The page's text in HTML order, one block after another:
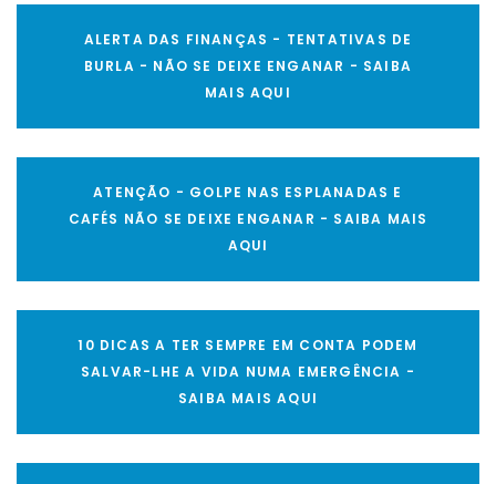
ALERTA DAS FINANÇAS - TENTATIVAS DE
BURLA - NÃO SE DEIXE ENGANAR - SAIBA
MAIS AQUI
ATENÇÃO - GOLPE NAS ESPLANADAS E
CAFÉS NÃO SE DEIXE ENGANAR - SAIBA MAIS
AQUI
10 DICAS A TER SEMPRE EM CONTA PODEM
SALVAR-LHE A VIDA NUMA EMERGÊNCIA -
SAIBA MAIS AQUI